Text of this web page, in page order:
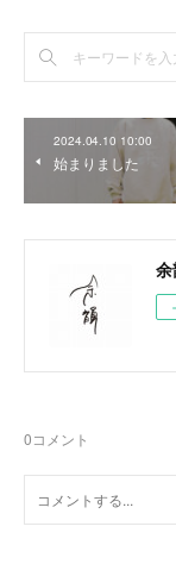
2024.04.10 10:00
始まりました
0コメント